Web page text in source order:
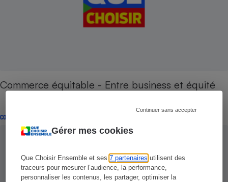
Gérer mes cookies
Que Choisir Ensemble et ses7 partenaires utilisent des
traceurs pour mesurer l’audience, la performance,
personnaliser les contenus, les partager, optimiser la
Continuer sans accepter
Commerce équitable - Entre business et équité
COMMENTAIRES SUR LE COMPARATIF